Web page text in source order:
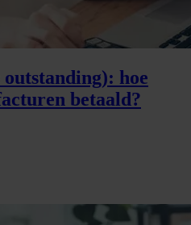
outstanding): hoe
betaald?